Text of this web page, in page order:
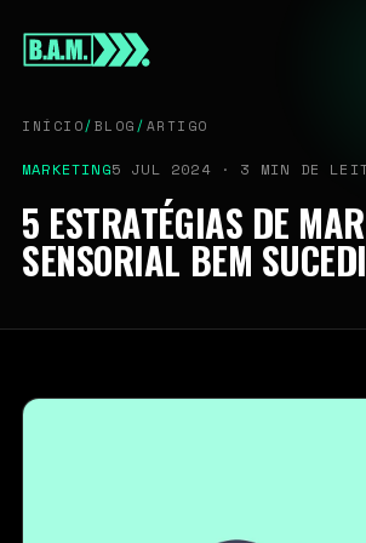
INÍCIO
SOBRE
SERVIÇOS
BLOG
CONTATO
CONTATO COMERCIAL
INÍCIO/BLOG/ARTIGO
MARKETING5 JUL 2024 · 3 MIN DE
5 ESTRATÉGIAS DE
SENSORIAL BEM